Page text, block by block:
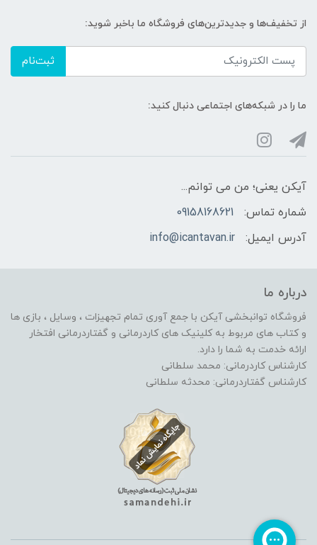
از تخفیف‌ها و جدیدترین‌های فروشگاه ما باخبر شوید:
ثبت‌نام
ما را در شبکه‌های اجتماعی دنبال کنید:
آیکن یعنی؛ من می توانم...
شماره تماس:
09158168621
آدرس ایمیل:
info@icantavan.ir
درباره ما
فروشگاه توانبخشی آیکن با جمع آوری تمام تجهیزات ، وسایل ، بازی ها
و کتاب های مربوط به کلینیک های کاردرمانی و گفتاردرمانی افتخار
ارائه خدمت به شما را دارد.
کارشناس کاردرمانی: محمد سلطانی
کارشناس گفتاردرمانی: محدثه سلطانی